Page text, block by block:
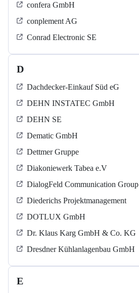
confera GmbH
conplement AG
Conrad Electronic SE
D
Dachdecker-Einkauf Süd eG
DEHN INSTATEC GmbH
DEHN SE
Dematic GmbH
Dettmer Gruppe
Diakoniewerk Tabea e.V
DialogFeld Communication Group
Diederichs Projektmanagement
DOTLUX GmbH
Dr. Klaus Karg GmbH & Co. KG
Dresdner Kühlanlagenbau GmbH
E